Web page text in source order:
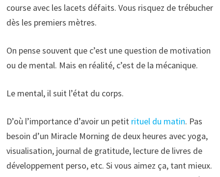
course avec les lacets défaits. Vous risquez de trébucher
dès les premiers mètres.
On pense souvent que c’est une question de motivation
ou de mental. Mais en réalité, c’est de la mécanique.
Le mental, il suit l’état du corps.
D’où l’importance d’avoir un petit rituel du matin. Pas
besoin d’un Miracle Morning de deux heures avec yoga,
visualisation, journal de gratitude, lecture de livres de
développement perso, etc. Si vous aimez ça, tant mieux.